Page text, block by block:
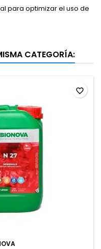
para optimizar el uso de
CATEGORÍA:
favorite_border